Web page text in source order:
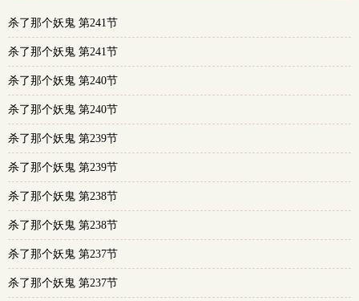
杀了那个妖鬼 第241节
杀了那个妖鬼 第241节
杀了那个妖鬼 第240节
杀了那个妖鬼 第240节
杀了那个妖鬼 第239节
杀了那个妖鬼 第239节
杀了那个妖鬼 第238节
杀了那个妖鬼 第238节
杀了那个妖鬼 第237节
杀了那个妖鬼 第237节